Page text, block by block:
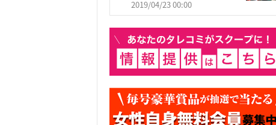
2019/04/23 00:00